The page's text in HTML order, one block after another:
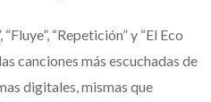
“Repetición” y “El Eco
canciones más escuchadas de
digitales, mismas que